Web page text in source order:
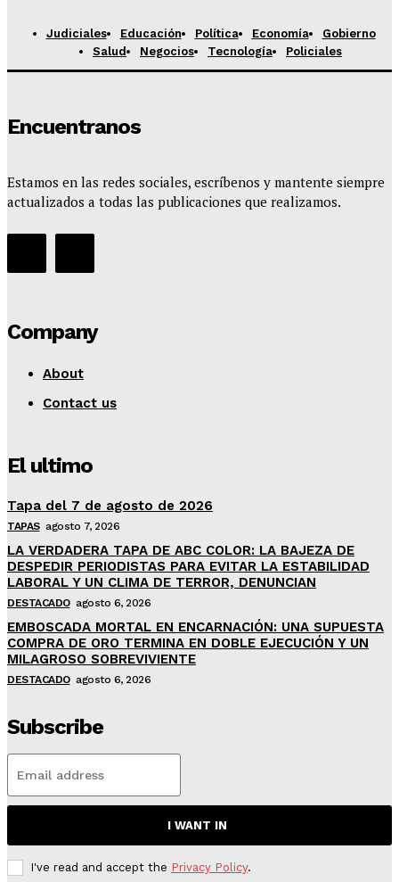
Judiciales Educación Política Economía
Gobierno
Salud
Negocios Tecnología Policiales
Encuentranos
Estamos en las redes sociales, escríbenos y mantente siempre
actualizados a todas las publicaciones que realizamos.
Company
About
Contact us
El ultimo
Tapa del 7 de agosto de 2026
TAPAS agosto 7, 2026
LA VERDADERA TAPA DE ABC COLOR: LA BAJEZA DE
DESPEDIR PERIODISTAS PARA EVITAR LA ESTABILIDAD
LABORAL Y UN CLIMA DE TERROR, DENUNCIAN
DESTACADO agosto 6, 2026
EMBOSCADA MORTAL EN ENCARNACIÓN: UNA SUPUESTA
COMPRA DE ORO TERMINA EN DOBLE EJECUCIÓN Y UN
MILAGROSO SOBREVIVIENTE
DESTACADO agosto 6, 2026
Subscribe
I WANT IN
I've read and accept the Privacy Policy.